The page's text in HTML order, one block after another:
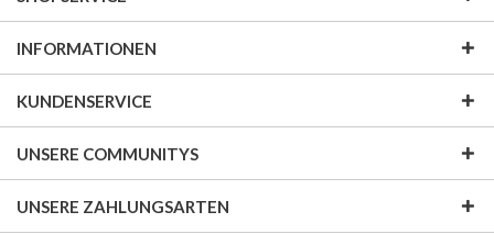
INFORMATIONEN
KUNDENSERVICE
UNSERE COMMUNITYS
UNSERE ZAHLUNGSARTEN